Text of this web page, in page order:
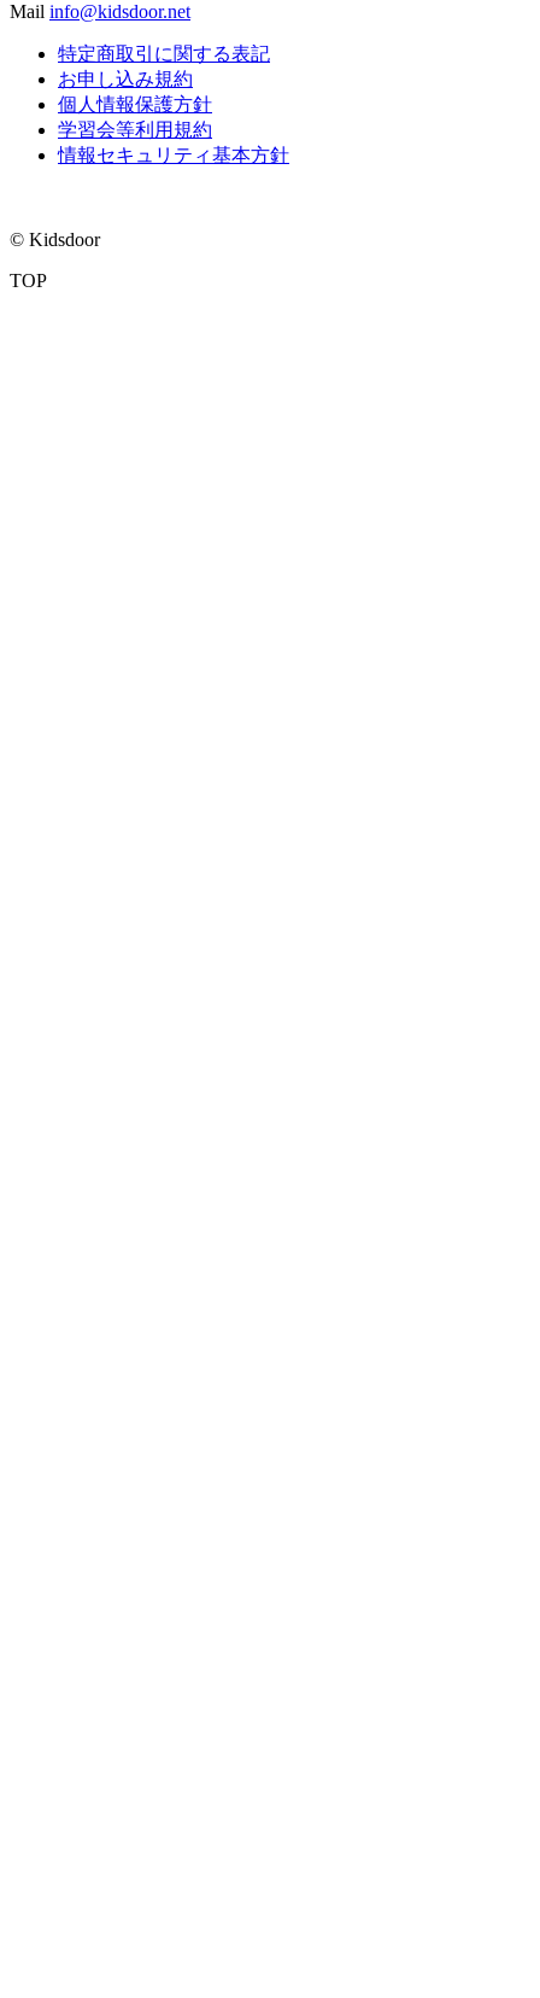
Mail info@kidsdoor.net
特定商取引に関する表記
お申し込み規約
個人情報保護方針
学習会等利用規約
情報セキュリティ基本方針
© Kidsdoor
TOP